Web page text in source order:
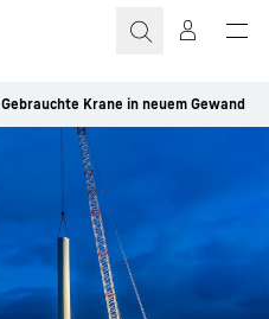
Gebrauchte Krane in neuem Gewand